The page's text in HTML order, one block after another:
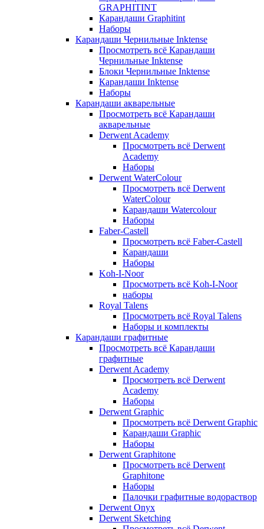
GRAPHITINT
Карандаши Graphitint
Наборы
Карандаши Чернильные Inktense
Просмотреть всё Карандаши
Чернильные Inktense
Блоки Чернильные Inktense
Карандаши Inktense
Наборы
Карандаши акварельные
Просмотреть всё Карандаши
акварельные
Derwent Academy
Просмотреть всё Derwent
Academy
Наборы
Derwent WaterColour
Просмотреть всё Derwent
WaterColour
Карандаши Watercolour
Наборы
Faber-Castell
Просмотреть всё Faber-Castell
Карандаши
Наборы
Koh-I-Noor
Просмотреть всё Koh-I-Noor
наборы
Royal Talens
Просмотреть всё Royal Talens
Наборы и комплекты
Карандаши графитные
Просмотреть всё Карандаши
графитные
Derwent Academy
Просмотреть всё Derwent
Academy
Наборы
Derwent Graphic
Просмотреть всё Derwent Graphic
Карандаши Graphic
Наборы
Derwent Graphitone
Просмотреть всё Derwent
Graphitone
Наборы
Палочки графитные водораствор
Derwent Onyx
Derwent Sketching